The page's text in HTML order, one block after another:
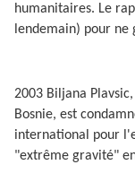
humanitaires. Le
lendemain) pour ne
2003 Biljana
Bosnie, est
international pour
"extrême gravité"